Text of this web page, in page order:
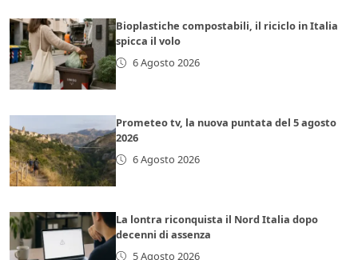
Bioplastiche compostabili, il riciclo in Italia
spicca il volo
6 Agosto 2026
Prometeo tv, la nuova puntata del 5 agosto
2026
6 Agosto 2026
La lontra riconquista il Nord Italia dopo
decenni di assenza
5 Agosto 2026